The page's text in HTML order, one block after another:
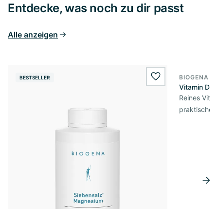
Entdecke, was noch zu dir passt
Alle anzeigen
BESTSELLER wishlist.add
BIOGENA
Vitamin D3
Reines
praktischer